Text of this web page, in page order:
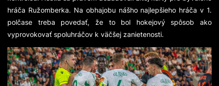
hráča Ružomberka. Na obhajobu nášho najlepšieho hráča v 1.
polčase treba povedať, že to bol hokejový spôsob ako
vyprovokovať spoluhráčov k väčšej zanietenosti.